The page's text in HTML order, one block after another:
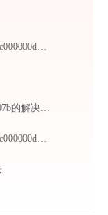
税控发票开票MainExecuteS.exe应用程序错误0xc000000d解决方法
Autodesk ReCap recap.exe运行错误提示0xc000007b的解决办法
税控发票开票MainExecuteS.exe应用程序错误0xc000000d解决方法